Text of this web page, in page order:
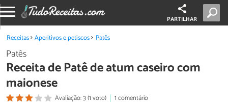
PARTILHAR
Receitas Aperitivos e petiscos Patês
Patês
Receita de Patê de atum caseiro com
maionese
Avaliação: 3 (1 voto)
1 comentário